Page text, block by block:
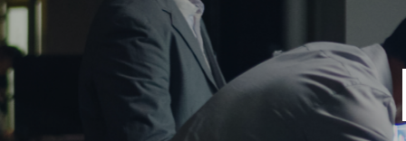
Skip
content